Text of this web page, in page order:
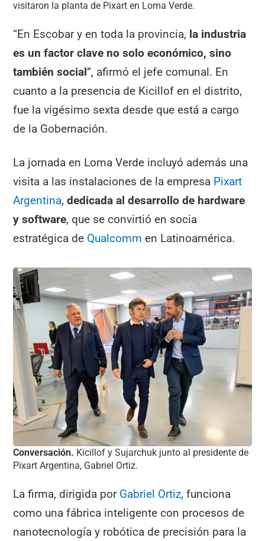
visitaron la planta de Pixart en Loma Verde.
“En Escobar y en toda la provincia, la industria
es un factor clave no solo económico, sino
también social”, afirmó el jefe comunal. En
cuanto a la presencia de Kicillof en el distrito,
fue la vigésimo sexta desde que está a cargo
de la Gobernación.
La jornada en Loma Verde incluyó además una
visita a las instalaciones de la empresa Pixart
Argentina,dedicada al desarrollo de hardware
y software, que se convirtió en socia
estratégica de Qualcomm en Latinoamérica.
Conversación. Kicillof y Sujarchuk junto al presidente de
Pixart Argentina, Gabriel Ortiz.
La firma, dirigida por Gabriel Ortiz, funciona
como una fábrica inteligente con procesos de
nanotecnología y robótica de precisión para la